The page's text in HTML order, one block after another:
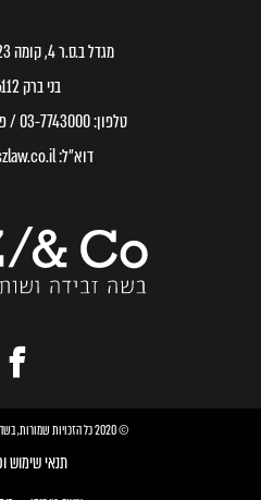
מגדל ב.ס.ר 4, קומה 23, רחוב מצדה 7
בני ברק 5126112
טלפון:03-7743000
/
דוא״ל:
© 2020 כל הזכויות שמורות, בשה זבידה ושות׳ משרד עו״ד
תנאי שימוש